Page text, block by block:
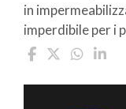
in
imperdibile per i